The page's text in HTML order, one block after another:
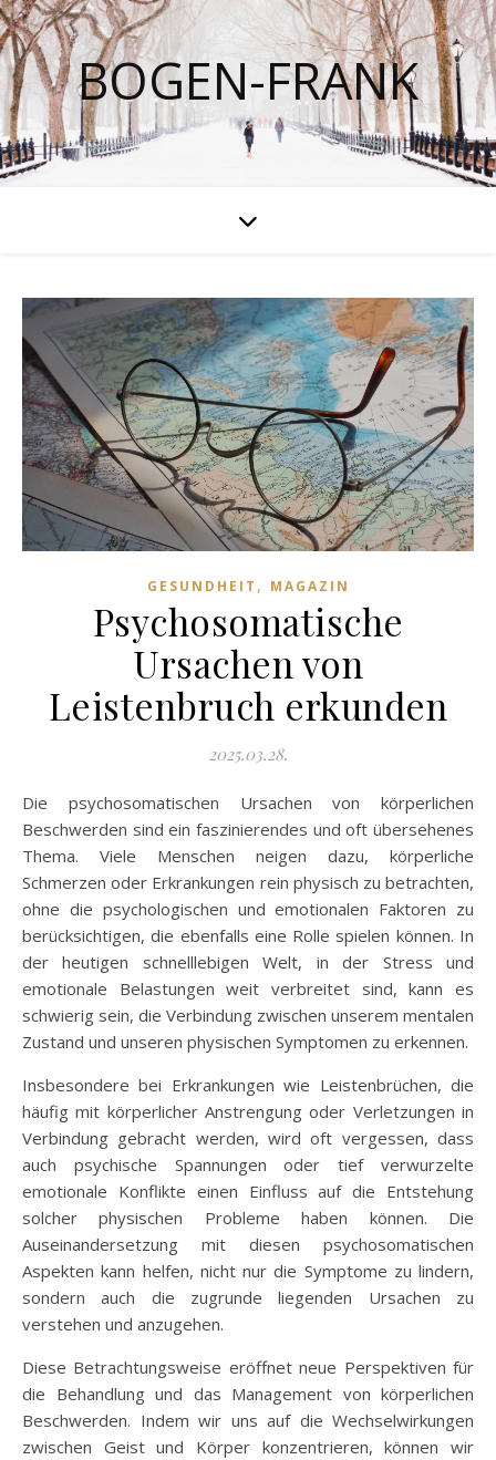
BOGEN-FRANK
GESUNDHEIT , MAGAZIN
Psychosomatische
Ursachen von
Leistenbruch erkunden
2025.03.28.
Die psychosomatischen Ursachen von körperlichen
Beschwerden sind ein faszinierendes und oft übersehenes
Thema. Viele Menschen neigen dazu, körperliche
Schmerzen oder Erkrankungen rein physisch zu betrachten,
ohne die psychologischen und emotionalen Faktoren zu
berücksichtigen, die ebenfalls eine Rolle spielen können. In
der heutigen schnelllebigen Welt, in der Stress und
emotionale Belastungen weit verbreitet sind, kann es
schwierig sein, die Verbindung zwischen unserem mentalen
Zustand und unseren physischen Symptomen zu erkennen.
Insbesondere bei Erkrankungen wie Leistenbrüchen, die
häufig mit körperlicher Anstrengung oder Verletzungen in
Verbindung gebracht werden, wird oft vergessen, dass
auch psychische Spannungen oder tief verwurzelte
emotionale Konflikte einen Einfluss auf die Entstehung
solcher physischen Probleme haben können. Die
Auseinandersetzung mit diesen psychosomatischen
Aspekten kann helfen, nicht nur die Symptome zu lindern,
sondern auch die zugrunde liegenden Ursachen zu
verstehen und anzugehen.
Diese Betrachtungsweise eröffnet neue Perspektiven für
die Behandlung und das Management von körperlichen
Beschwerden. Indem wir uns auf die Wechselwirkungen
zwischen Geist und Körper konzentrieren, können wir